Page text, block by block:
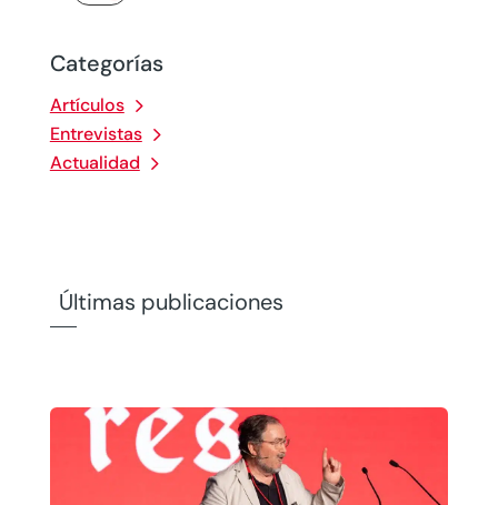
Categorías
Artículos
Entrevistas
Actualidad
Últimas publicaciones